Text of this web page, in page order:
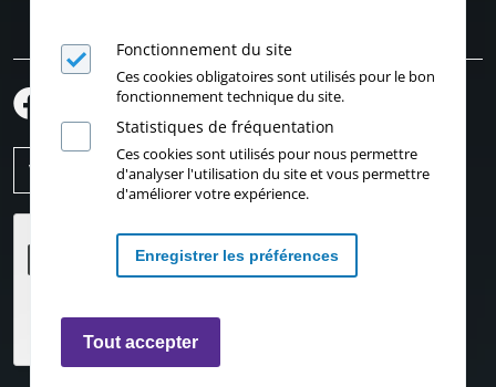
Fonctionnement du site
Ces cookies obligatoires sont utilisés pour le bon
fonctionnement technique du site.
Statistiques de fréquentation
Ces cookies sont utilisés pour nous permettre
d'analyser l'utilisation du site et vous permettre
d'améliorer votre expérience.
Enregistrer les préférences
Tout accepter